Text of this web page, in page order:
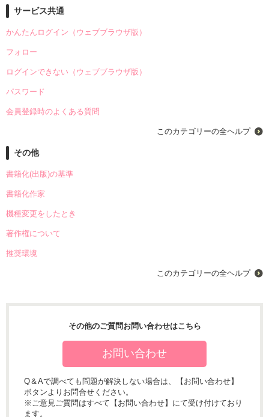
サービス共通
かんたんログイン（ウェブブラウザ版）
フォロー
ログインできない（ウェブブラウザ版）
パスワード
会員登録時のよくある質問
このカテゴリーの全ヘルプ
その他
書籍化(出版)の基準
書籍化作家
機種変更をしたとき
著作権について
推奨環境
このカテゴリーの全ヘルプ
その他のご質問お問い合わせはこちら
お問い合わせ
Q＆Aで調べても問題が解決しない場合は、【お問い合わせ】
ボタンよりお問合せください。
※ご意見ご質問はすべて【お問い合わせ】にて受け付けており
ます。